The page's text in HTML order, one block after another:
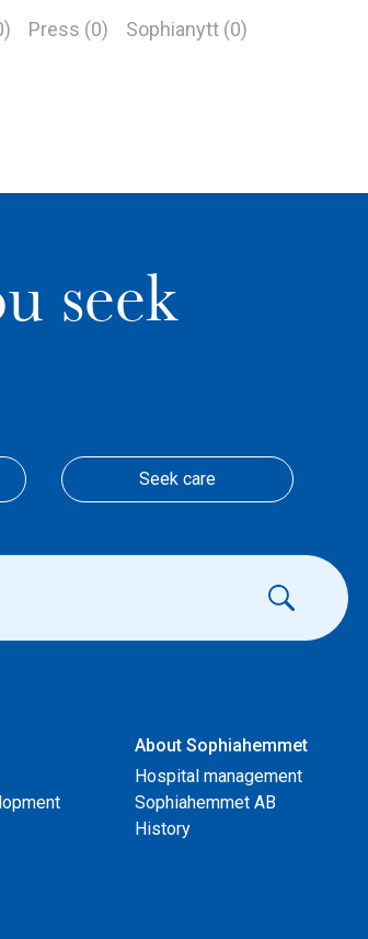
Press (0) Sophianytt (0)
seek
Seek care
About Sophiahemmet
Hospital management
Sophiahemmet AB
History